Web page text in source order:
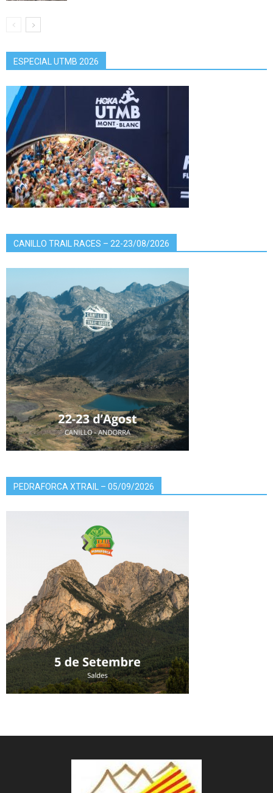
ESPECIAL UTMB 2026
CANILLO TRAIL RACES – 22-23/08/2026
PEDRAFORCA XTRAIL – 05/09/2026